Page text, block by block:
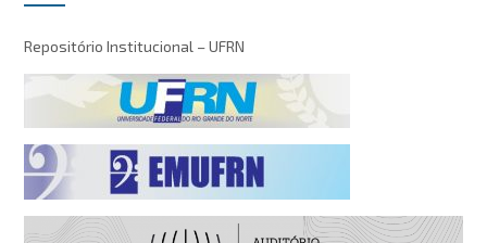
Repositório Institucional – UFRN